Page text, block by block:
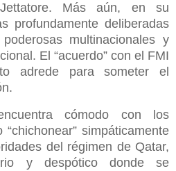
Más aún, en su
profundamente deliberadas
multinacionales y
El “acuerdo” con el FMI
adrede para someter el
cómodo con los
simpáticamente
del régimen de Qatar,
y despótico donde se